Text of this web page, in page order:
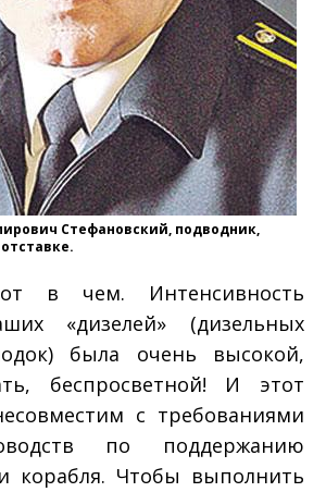
Стефановский, подводник,
в чем. Интенсивность
«дизелей» (дизельных
была очень высокой,
беспросветной! И этот
с требованиями
по поддержанию
корабля. Чтобы выполнить